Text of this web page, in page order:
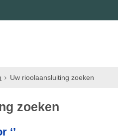
Uw rioolaansluiting zoeken
zoeken
‘’